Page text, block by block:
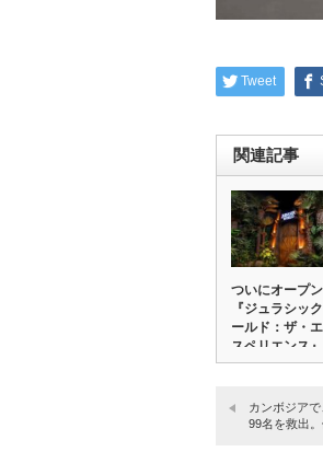
Tweet
関連記事
ついにオープン
『ジュラシッ
ールド：ザ・
スペリエンス』
の…
カンボジア
99名を救出